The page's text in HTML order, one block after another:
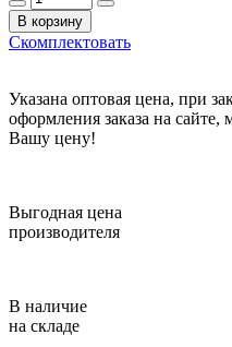
В корзину
Скомплектовать
Указана оптовая цена, при
оформления заказа на
Вашу цену!
Выгодная цена
производителя
В наличие
на складе